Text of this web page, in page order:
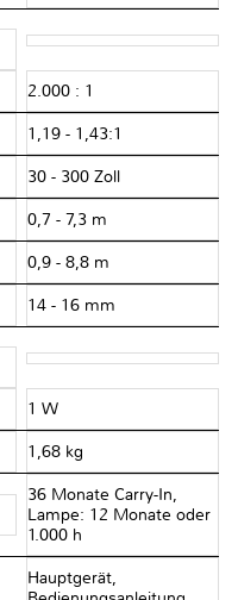
2.000 : 1
1,19 - 1,43:1
30 - 300 Zoll
0,7 - 7,3 m
0,9 - 8,8 m
14 - 16 mm
1 W
1,68 kg
36 Monate Carry-In,
Lampe: 12 Monate oder
1.000 h
Hauptgerät,